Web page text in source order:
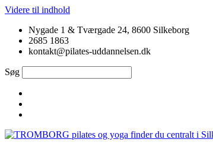
Videre til indhold
Nygade 1 & Tværgade 24, 8600 Silkeborg
2685 1863
kontakt@pilates-uddannelsen.dk
Søg